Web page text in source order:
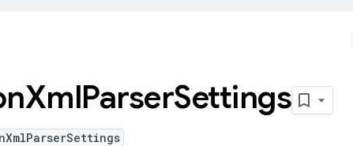
XmlParserSettings